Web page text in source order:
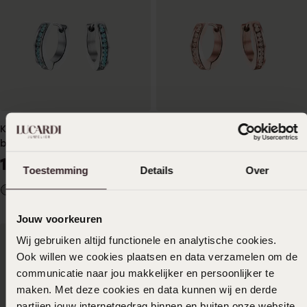
Toestemming Details Over
Jouw voorkeuren
Wij gebruiken altijd functionele en analytische cookies.
Ook willen we cookies plaatsen en data verzamelen om de
communicatie naar jou makkelijker en persoonlijker te
maken. Met deze cookies en data kunnen wij en derde
Kinderohrringe, Edelstahl,
blauer Zirkon-Kristall
19
Kinderohrringe, Edelstahl,
rotvergoldet, Kristall in Light
19